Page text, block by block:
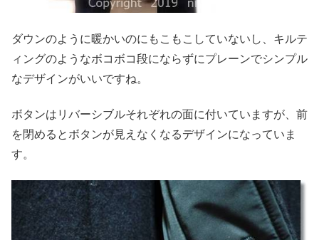
ダウンのように暖かいのにもこもこしていないし、キルテ
ィングのようなボコボコ段にならずにプレーンでシンプル
なデザインがいいですね。
ボタンはリバーシブルそれぞれの面に付いていますが、前
を閉めるとボタンが見えなくなるデザインになっていま
す。